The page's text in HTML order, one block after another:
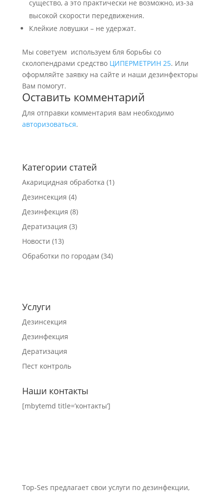
существо, а это практически не возможно, из-за
высокой скорости передвижения.
Клейкие ловушки – не удержат.
Мы советуем используем бля борьбы со
сколопендрами средство ЦИПЕРМЕТРИН 25. Или
оформляйте заявку на сайте и наши дезинфекторы
Вам помогут.
Оставить комментарий
Для отправки комментария вам необходимо
авторизоваться.
Категории статей
Акарицидная обработка (1)
Дезинсекция (4)
Дезинфекция (8)
Дератизация (3)
Новости (13)
Обработки по городам (34)
Услуги
Дезинсекция
Дезинфекция
Дератизация
Пест контроль
Наши контакты
[mbytemd title=’контакты’]
Top-Ses предлагает свои услуги по дезинфекции,